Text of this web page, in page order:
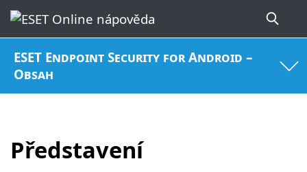
ESET Endpoint Security for Android –
Obsah
Představení